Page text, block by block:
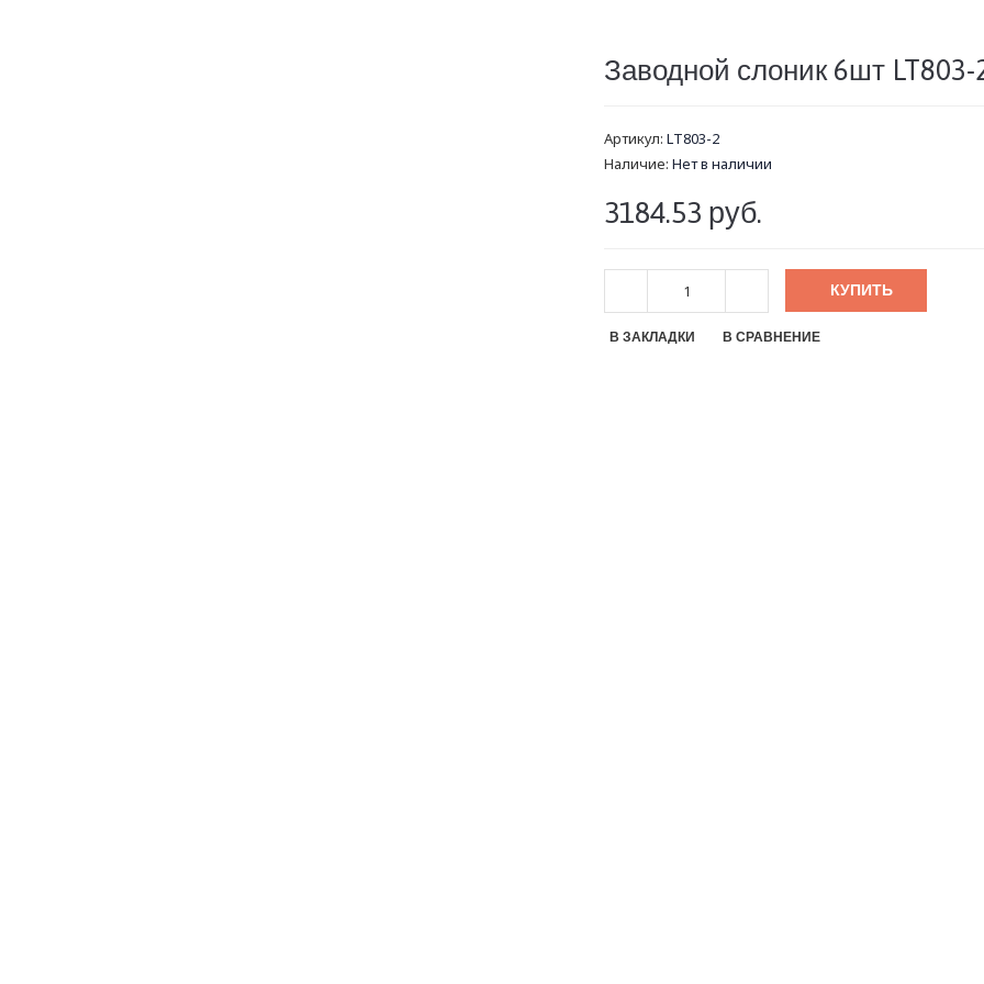
Заводной слоник 6шт LT803-
Артикул:LT803-2
Наличие:Нет в наличии
3184.53 руб.
КУПИТЬ
В ЗАКЛАДКИ В СРАВНЕНИЕ